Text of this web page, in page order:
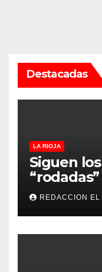
Destacadas
LA RIOJA
Siguen
REDACCION